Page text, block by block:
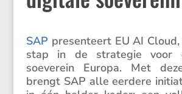
SAP presen­teert EU AI
stap in de strategie voor
soeve­rein Europa. Met
brengt SAP alle eerdere